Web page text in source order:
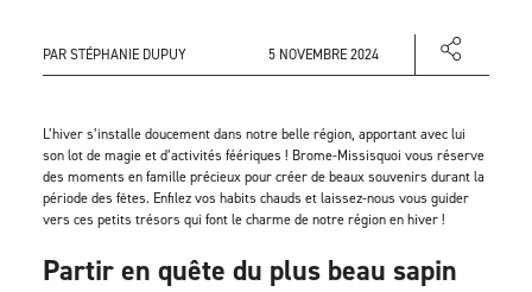
PAR STÉPHANIE DUPUY 5 NOVEMBRE 2024
L’hiver s’installe doucement dans notre belle région, apportant avec lui
son lot de magie et d’activités féériques ! Brome-Missisquoi vous réserve
des moments en famille précieux pour créer de beaux souvenirs durant la
période des fêtes. Enfilez vos habits chauds et laissez-nous vous guider
vers ces petits trésors qui font le charme de notre région en hiver !
Partir en quête du plus beau sapin